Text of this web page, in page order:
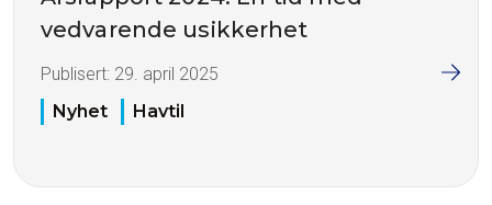
vedvarende usikkerhet
Publisert: 29. april 2025
Nyhet
Havtil